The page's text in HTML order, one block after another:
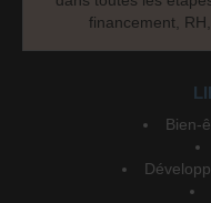
financement, RH,
Bien-